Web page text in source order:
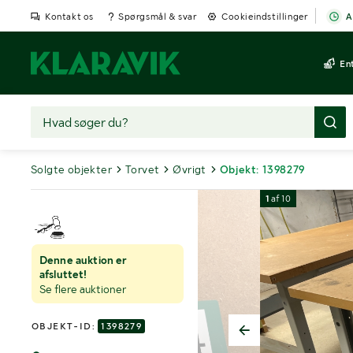
Kontakt os Spørgsmål & svar Cookieindstillinger
Solgte objekter Torvet Øvrigt Objekt: 1398279
Denne auktion er
afsluttet!
Se flere auktioner
OBJEKT-ID: 1398279
1 af10